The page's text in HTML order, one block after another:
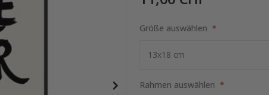
- Wo alles begann
15,00 €
Größe auswählen
Rahmen auswählen